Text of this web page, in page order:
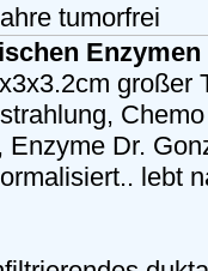
tumorfrei
großer
Dr.
lebt